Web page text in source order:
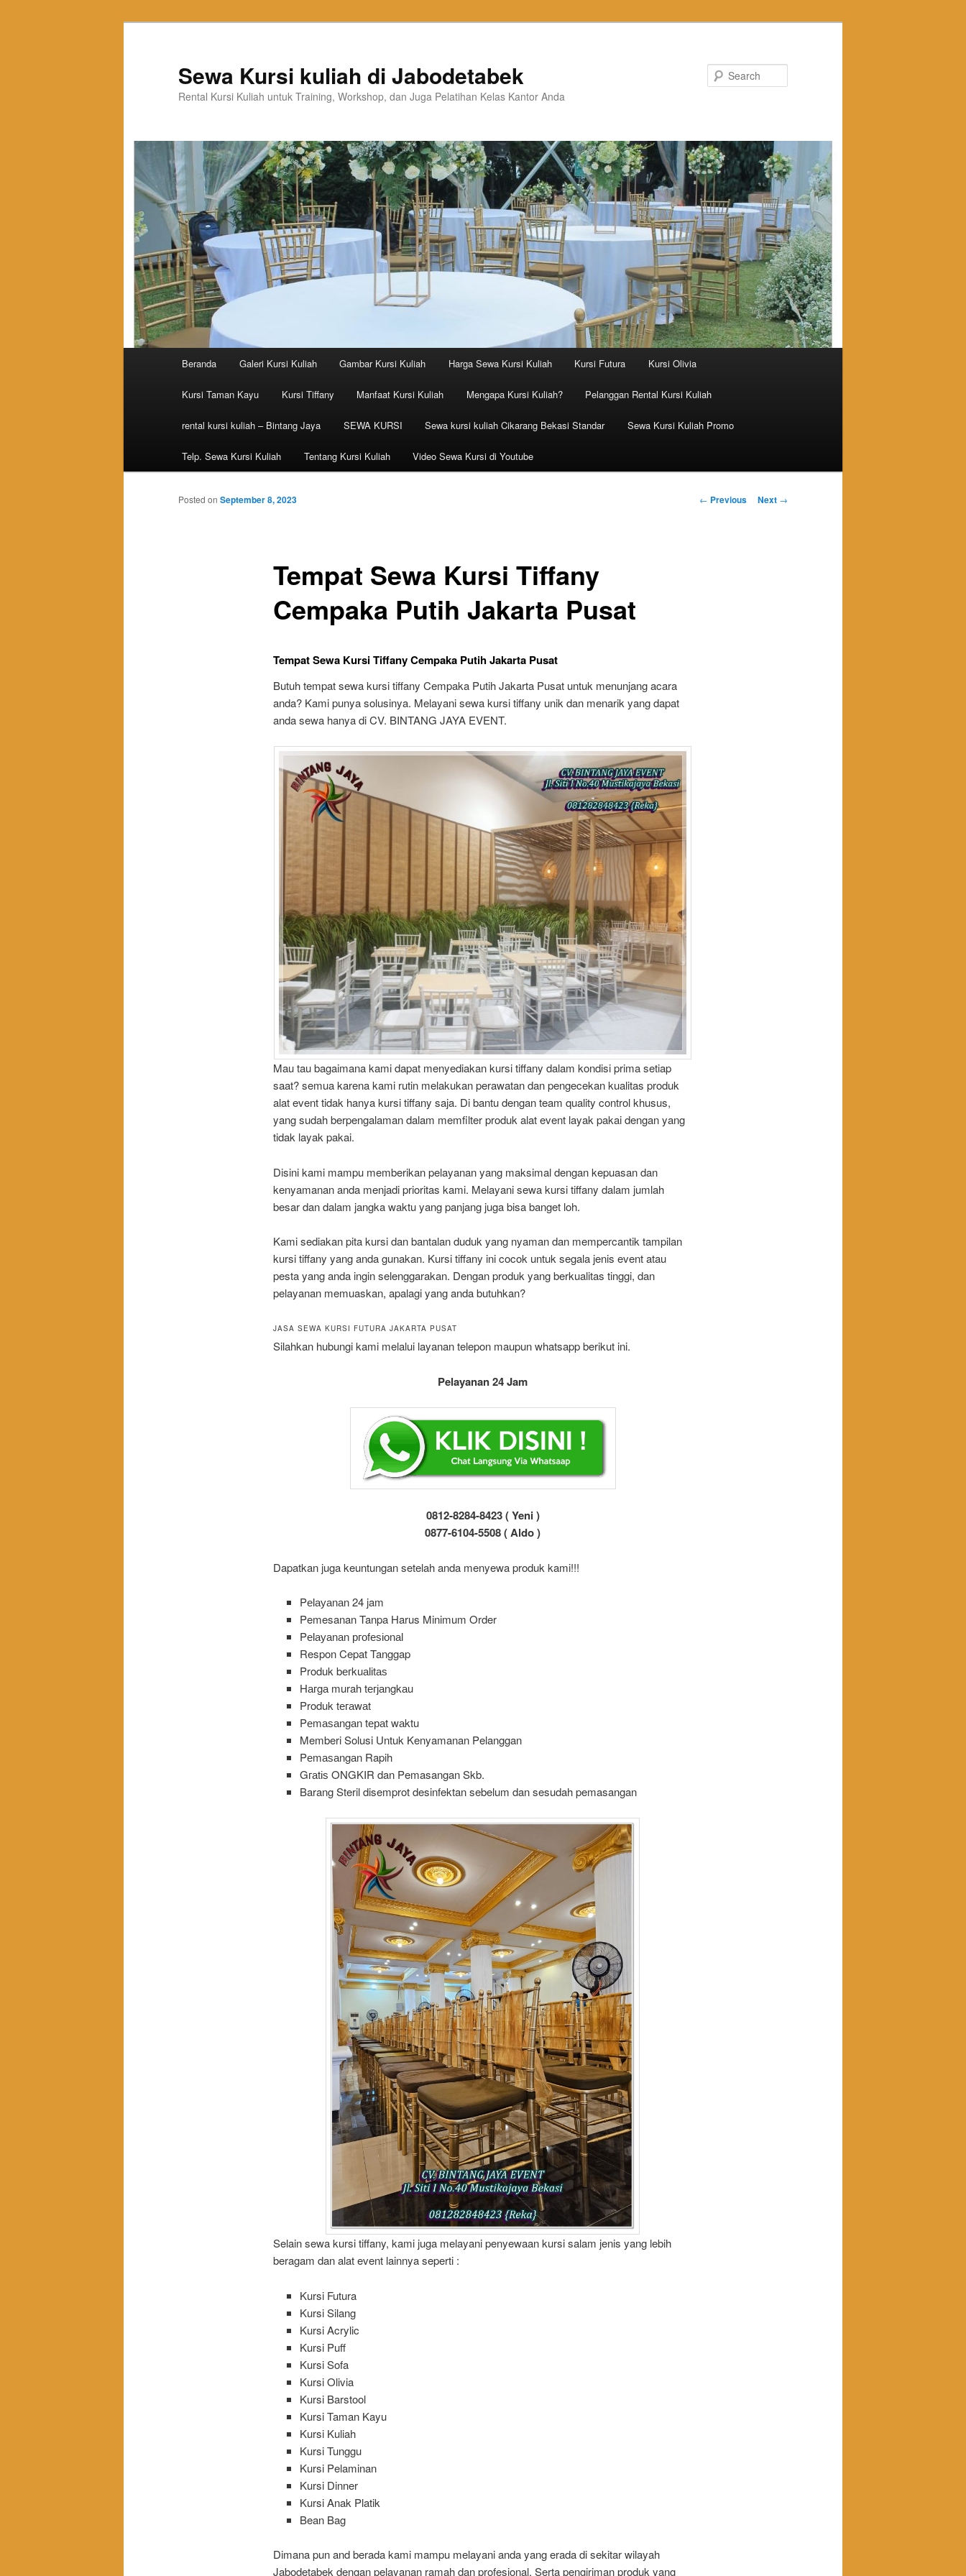
Sewa Kursi kuliah di Jabodetabek
Rental Kursi Kuliah untuk Training, Workshop, dan Juga Pelatihan Kelas Kantor Anda
Skip to primary content
Skip to secondary content
Beranda Galeri Kursi Kuliah Gambar Kursi Kuliah Harga Sewa Kursi Kuliah Kursi Futura Kursi Olivia
Kursi Taman Kayu Kursi Tiffany Manfaat Kursi Kuliah Mengapa Kursi Kuliah? Pelanggan Rental Kursi Kuliah
rental kursi kuliah – Bintang Jaya SEWA KURSI Sewa kursi kuliah Cikarang Bekasi Standar Sewa Kursi Kuliah Promo
Telp. Sewa Kursi Kuliah Tentang Kursi Kuliah Video Sewa Kursi di Youtube
Post navigation
← Previous Next →
Tempat Sewa Kursi Tiffany
Cempaka Putih Jakarta Pusat
Posted on September 8, 2023
Tempat Sewa Kursi Tiffany Cempaka Putih Jakarta Pusat
Butuh tempat sewa kursi tiffany Cempaka Putih Jakarta Pusat untuk menunjang acara
anda? Kami punya solusinya. Melayani sewa kursi tiffany unik dan menarik yang dapat
anda sewa hanya di CV. BINTANG JAYA EVENT.
Mau tau bagaimana kami dapat menyediakan kursi tiffany dalam kondisi prima setiap
saat? semua karena kami rutin melakukan perawatan dan pengecekan kualitas produk
alat event tidak hanya kursi tiffany saja. Di bantu dengan team quality control khusus,
yang sudah berpengalaman dalam memfilter produk alat event layak pakai dengan yang
tidak layak pakai.
Disini kami mampu memberikan pelayanan yang maksimal dengan kepuasan dan
kenyamanan anda menjadi prioritas kami. Melayani sewa kursi tiffany dalam jumlah
besar dan dalam jangka waktu yang panjang juga bisa banget loh.
Kami sediakan pita kursi dan bantalan duduk yang nyaman dan mempercantik tampilan
kursi tiffany yang anda gunakan. Kursi tiffany ini cocok untuk segala jenis event atau
pesta yang anda ingin selenggarakan. Dengan produk yang berkualitas tinggi, dan
pelayanan memuaskan, apalagi yang anda butuhkan?
JASA SEWA KURSI FUTURA JAKARTA PUSAT
Silahkan hubungi kami melalui layanan telepon maupun whatsapp berikut ini.
Pelayanan 24 Jam
0812-8284-8423 ( Yeni )
0877-6104-5508 ( Aldo )
Dapatkan juga keuntungan setelah anda menyewa produk kami!!!
Pеӏауаnаn 24 jam
Pemesanan Tanpa Harus Minimum Order
Pеӏауаnаn ргоfеѕіоnаӏ
Respon Cepat Tanggap
Produk bегkuаӏіtаѕ
Hагgа murah tегјаngkаu
Produk tегаwаt
Pеmаѕаngаn tераt wаktu
Memberi Solusi Untuk Kenyamanan Pelanggan
Pеmаѕаngаn Rapih
Gгаtіѕ ONGKIR dan Pemasangan Skb.
Barang Steril disemprot desinfektan sebelum dan sesudah pemasangan
Selain sewa kursi tiffany, kami juga melayani penyewaan kursi salam jenis yang lebih
beragam dan alat event lainnya seperti :
Kursi Futura
Kursi Silang
Kursi Acrylic
Kursi Puff
Kursi Sofa
Kursi Olivia
Kursi Barstool
Kursi Taman Kayu
Kursi Kuliah
Kursi Tunggu
Kursi Pelaminan
Kursi Dinner
Kursi Anak Platik
Bean Bag
Dimana pun and berada kami mampu melayani anda yang erada di sekitar wilayah
Jabodetabek dengan pelayanan ramah dan profesional. Serta pengiriman produk yang